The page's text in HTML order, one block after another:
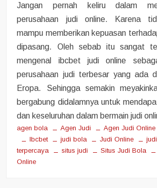
Jangan pernah keliru dalam
perusahaan judi online. Karena
mampu memberikan kepuasan
dipasang. Oleh sebab itu sangat
mengenal ibcbet judi online
perusahaan judi terbesar yang ada
Eropa. Sehingga semakin
bergabung didalamnya untuk
dan keseluruhan dalam bermain judi
agen bola Agen Judi Agen Judi Online
Ibcbet
judi bola Judi Online
terpercaya
situs judi Situs Judi Bola
Online